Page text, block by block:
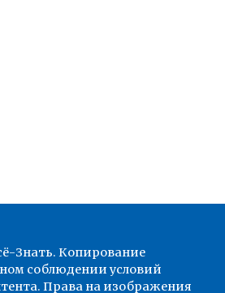
Знать. Копирование
соблюдении условий
Права на изображения